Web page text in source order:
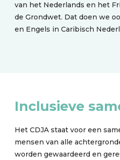
van het Nederlands en het
de Grondwet. Dat doen we
en Engels in Caribisch
Inclusieve
Het CDJA staat voor een
mensen van alle
worden gewaardeerd en